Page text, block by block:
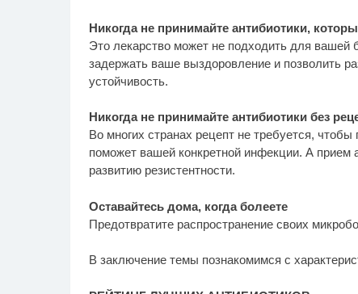
Никогда не принимайте антибиотики,
Это лекарство может не подходить для вашей
задержать ваше выздоровление и позволить
устойчивость.
Никогда не принимайте антибиотики без
Во многих странах рецепт не требуется,
поможет вашей конкретной инфекции. А прием
развитию резистентности.
Оставайтесь дома, когда болеете
Предотвратите распространение своих
В заключение темы познакомимся с